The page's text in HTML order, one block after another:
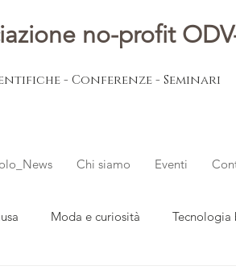
no-profit
- Conferenze - Seminari
Chi siamo Eventi
Moda e curiosità Tecnologia